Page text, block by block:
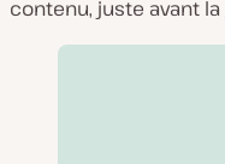
contenu, juste avant la